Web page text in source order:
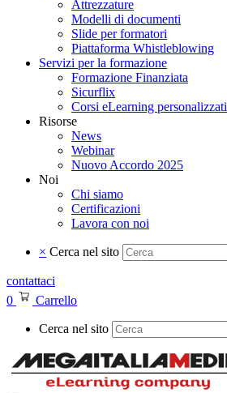
Attrezzature
Modelli di documenti
Slide per formatori
Piattaforma Whistleblowing
Servizi per la formazione
Formazione Finanziata
Sicurflix
Corsi eLearning personalizzati
Risorse
News
Webinar
Nuovo Accordo 2025
Noi
Chi siamo
Certificazioni
Lavora con noi
× Cerca nel sito
contattaci
0
Carrello
Cerca nel sito